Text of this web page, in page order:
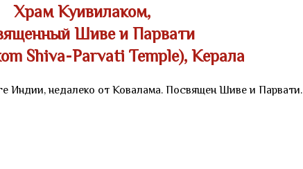
Храм Куивилаком,
Шиве и Парвати
Shiva-Parvati Temple), Керала
Индии, недалеко от Ковалама. Посвящен Шиве и Парвати.